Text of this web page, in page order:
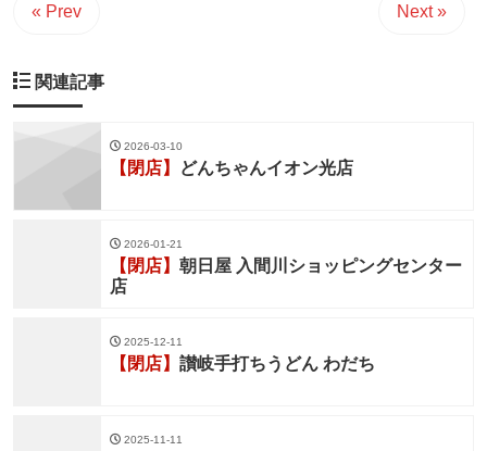
« Prev Next »
関連記事
2026-03-10
【閉店】 どんちゃんイオン光店
2026-01-21
【閉店】 朝日屋 入間川ショッピングセンター
店
2025-12-11
【閉店】 讃岐手打ちうどん わだち
2025-11-11